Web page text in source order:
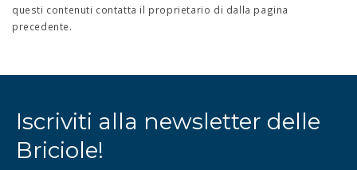
questi contenuti contatta il proprietario di dalla pagina
precedente.
Iscriviti alla newsletter delle
Briciole!